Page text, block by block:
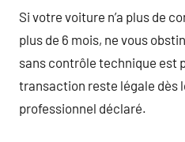
Si votre voiture n’a plus de
plus de 6 mois, ne vous
sans contrôle technique est
transaction reste légale dès
professionnel déclaré.